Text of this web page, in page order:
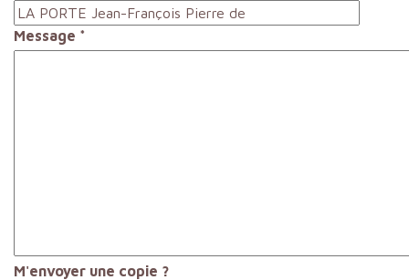
Message *
M'envoyer une copie ?